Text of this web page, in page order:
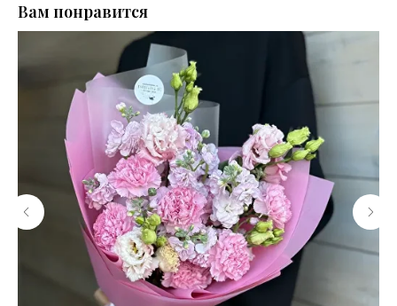
Вам понравится